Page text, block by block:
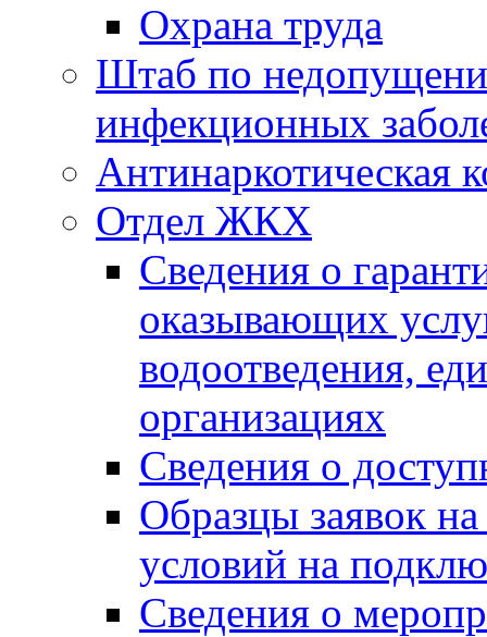
Охрана труда
Штаб по
инфекционных
Антинаркотическая
Отдел ЖКХ
Сведения о
оказывающих
водоотведения,
организациях
Сведения о
Образцы заявок
условий на
Сведения о